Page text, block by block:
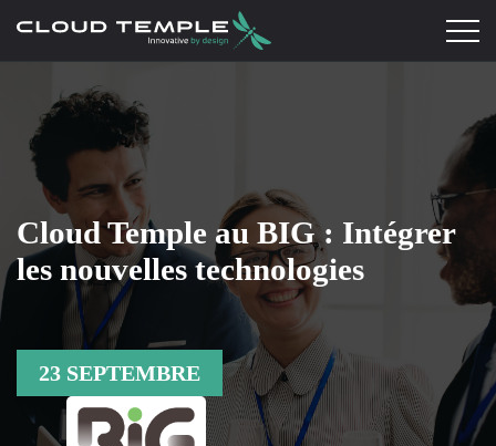
Cloud Temple au BIG : Intégrer
les nouvelles technologies
23 SEPTEMBRE